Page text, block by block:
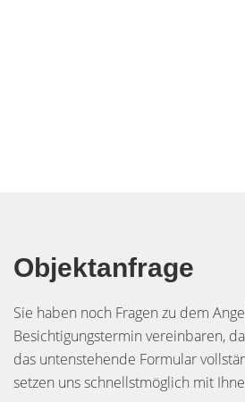
Objektanfrage
Sie haben noch Fragen zu dem
Besichtigungstermin vereinbaren,
das untenstehende Formular
setzen uns schnellstmöglich mit